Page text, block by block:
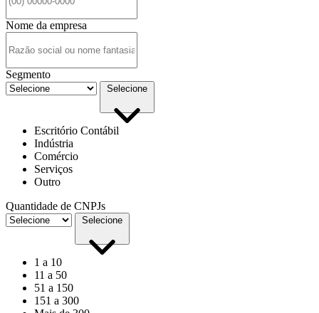
Nome da empresa
Segmento
Selecione
Escritório Contábil
Indústria
Comércio
Serviços
Outro
Quantidade de CNPJs
Selecione
1 a 10
11 a 50
51 a 150
151 a 300